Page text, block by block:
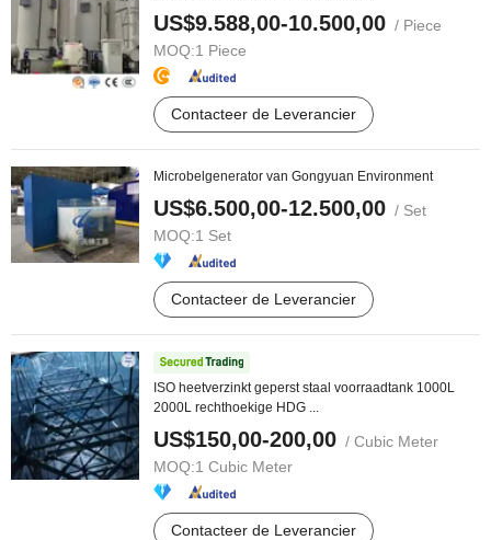
US$9.588,00-10.500,00 / Piece
MOQ:1 Piece
Contacteer de Leverancier
Microbelgenerator van Gongyuan Environment
US$6.500,00-12.500,00 / Set
MOQ:1 Set
Contacteer de Leverancier
ISO heetverzinkt geperst staal voorraadtank 1000L
2000L rechthoekige HDG ...
US$150,00-200,00 / Cubic Meter
MOQ:1 Cubic Meter
Contacteer de Leverancier